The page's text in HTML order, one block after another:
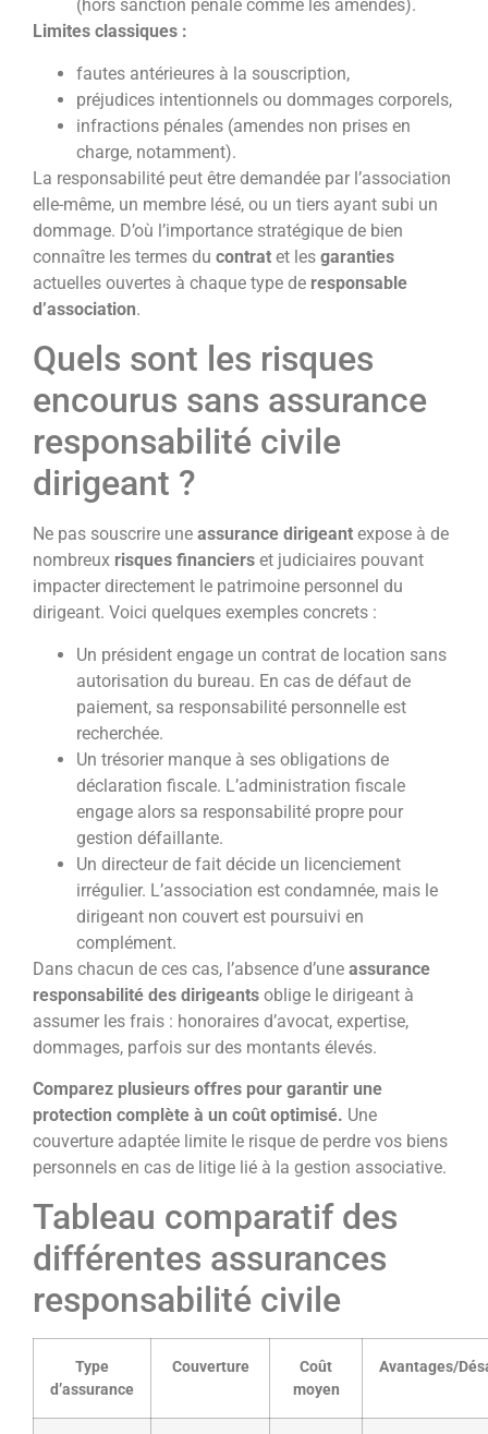
(hors sanction pénale comme les amendes).
Limites classiques :
fautes antérieures à la souscription,
préjudices intentionnels ou dommages corporels,
infractions pénales (amendes non prises en
charge, notamment).
La responsabilité peut être demandée par l’association
elle-même, un membre lésé, ou un tiers ayant subi un
dommage. D’où l’importance stratégique de bien
connaître les termes du contrat et les garanties
actuelles ouvertes à chaque type de responsable
d’association.
Quels sont les risques
encourus sans assurance
responsabilité civile
dirigeant ?
Ne pas souscrire une assurance dirigeant expose à de
nombreux risques financiers et judiciaires pouvant
impacter directement le patrimoine personnel du
dirigeant. Voici quelques exemples concrets :
Un président engage un contrat de location sans
autorisation du bureau. En cas de défaut de
paiement, sa responsabilité personnelle est
recherchée.
Un trésorier manque à ses obligations de
déclaration fiscale. L’administration fiscale
engage alors sa responsabilité propre pour
gestion défaillante.
Un directeur de fait décide un licenciement
irrégulier. L’association est condamnée, mais le
dirigeant non couvert est poursuivi en
complément.
Dans chacun de ces cas, l’absence d’une assurance
responsabilité des dirigeants oblige le dirigeant à
assumer les frais : honoraires d’avocat, expertise,
dommages, parfois sur des montants élevés.
Comparez plusieurs offres pour garantir une
protection complète à un coût optimisé. Une
couverture adaptée limite le risque de perdre vos biens
personnels en cas de litige lié à la gestion associative.
Tableau comparatif des
différentes assurances
responsabilité civile
Type
d’assurance
Couverture
Coût
moyen
Avantages/